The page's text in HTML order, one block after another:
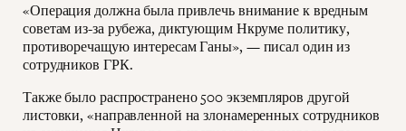
«Операция должна была привлечь внимание к вредным
советам из-за рубежа, диктующим Нкруме политику,
противоречащую интересам Ганы», — писал один из
сотрудников ГРК.
Также было распространено 500 экземпляров другой
листовки, «направленной на злонамеренных сотрудников